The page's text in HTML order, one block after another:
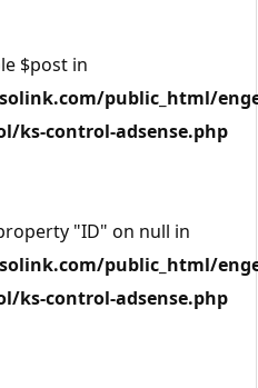
$post in
public_html/
ks-control-adsense.php
"ID" on null in
public_html/
ks-control-adsense.php